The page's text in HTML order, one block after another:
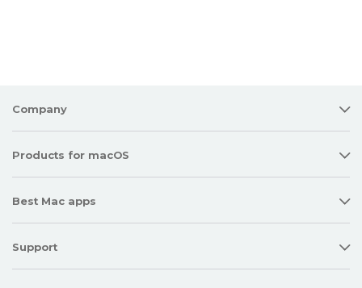
Company
Products for macOS
Best Mac apps
Support